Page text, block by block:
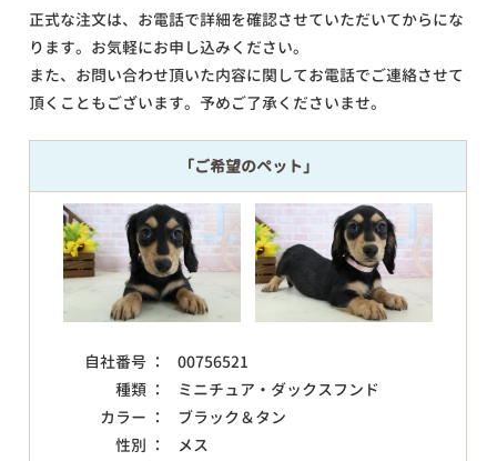
正式な注文は、お電話で詳細を確認させていただいてからにな
ります。お気軽にお申し込みください。
また、お問い合わせ頂いた内容に関してお電話でご連絡させて
頂くこともございます。予めご了承くださいませ。
「ご希望のペット」
自社番号 ：
00756521
種類 ：
ミニチュア・ダックスフンド
カラー ：
ブラック＆タン
性別 ：
メス